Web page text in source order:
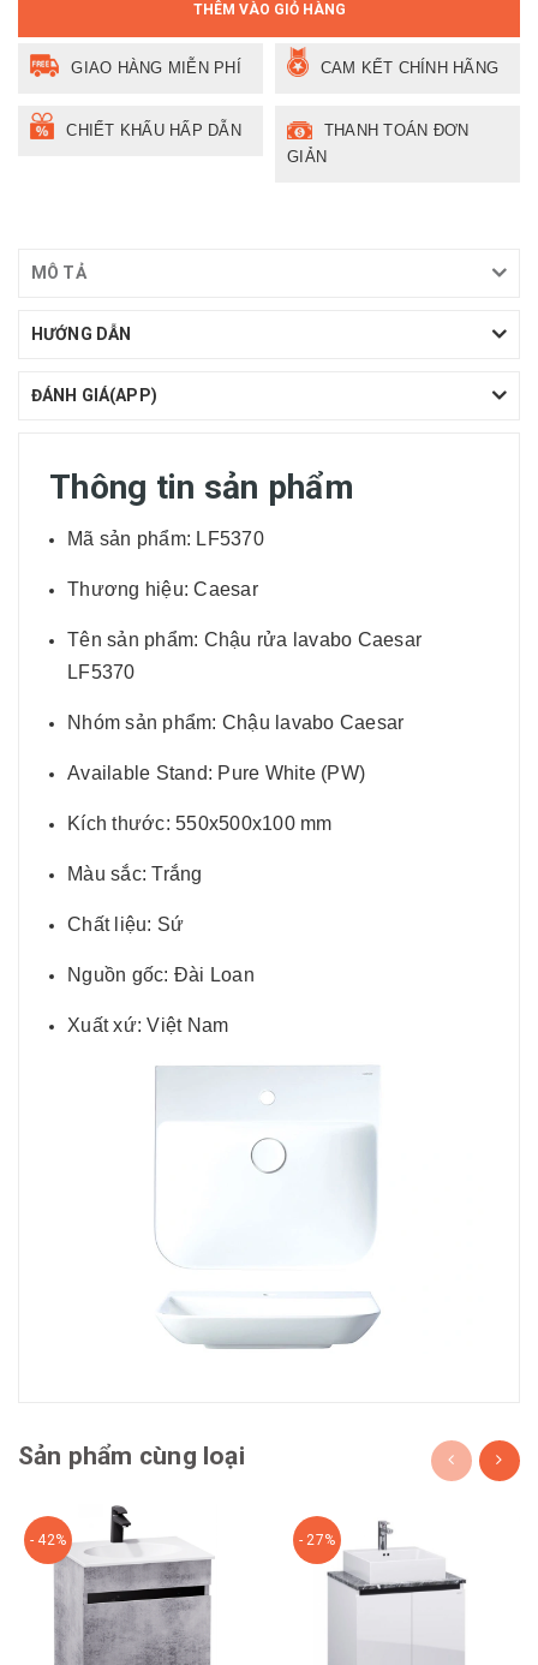
THÊM VÀO GIỎ HÀNG
GIAO HÀNG MIỄN PHÍ CAM KẾT CHÍNH HÃNG
CHIẾT KHẤU HẤP DẪN
THANH TOÁN ĐƠN
GIẢN
MÔ TẢ
HƯỚNG DẪN
ĐÁNH GIÁ(APP)
Thông tin sản phẩm
Mã sản phẩm: LF5370
Thương hiệu: Caesar
Tên sản phẩm: Chậu rửa lavabo Caesar
LF5370
Nhóm sản phẩm: Chậu lavabo Caesar
Available Stand: Pure White (PW)
Kích thước: 550x500x100 mm
Màu sắc: Trắng
Chất liệu: Sứ
Nguồn gốc: Đài Loan
Xuất xứ: Việt Nam
Sản phẩm cùng loại
- 42% - 27%